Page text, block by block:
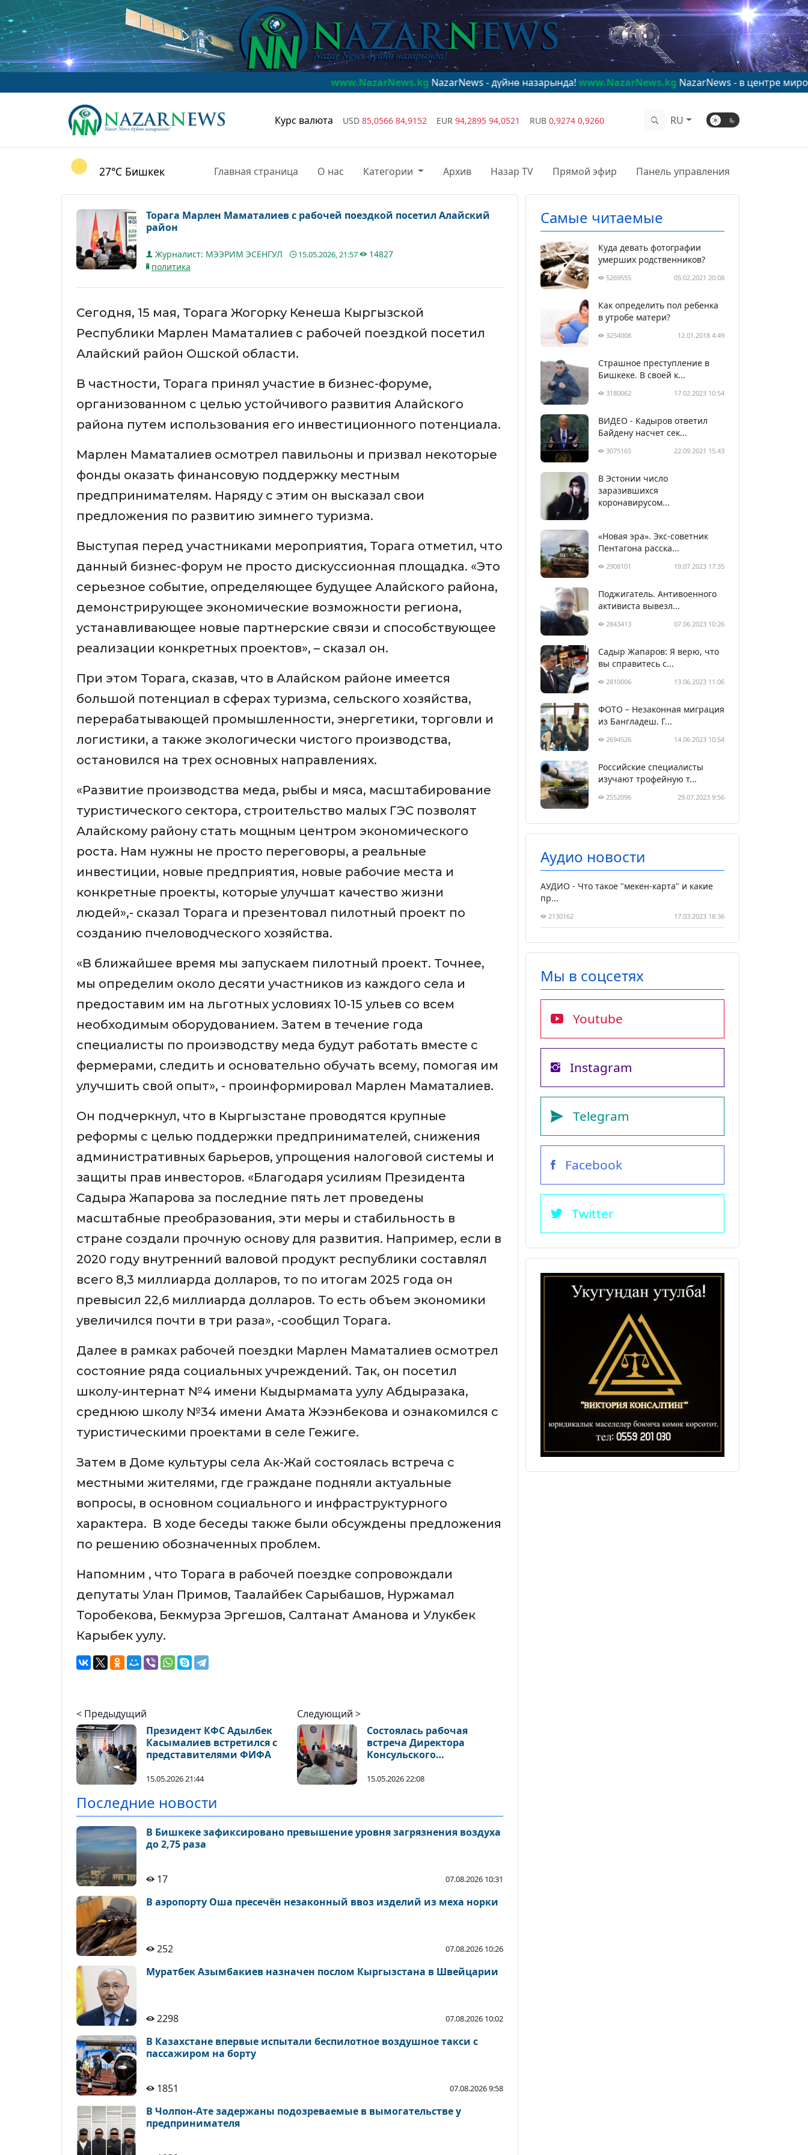
www.NazarNews.kgNazarNews - дүйнө назарында!www.NazarNews.kgNazarNews - в центре мирового
Курс валюта USD 85,0566 84,9152 EUR 94,2895 94,0521 RUB 0,9274 0,9260 RU
27°C Бишкек Главная страница О нас Категории Архив Назар TV Прямой эфир Панель управления
Торага Марлен Маматалиев с рабочей поездкой посетил Алайский
район
Журналист: МЭЭРИМ ЭСЕНГУЛ 15.05.2026, 21:57
14827
политика
Сегодня, 15 мая, Торага Жогорку Кенеша Кыргызской
Республики Марлен Маматалиев с рабочей поездкой посетил
Алайский район Ошской области.
В частности, Торага принял участие в бизнес-форуме,
организованном с целью устойчивого развития Алайского
района путем использования его инвестиционного потенциала.
Марлен Маматалиев осмотрел павильоны и призвал некоторые
фонды оказать финансовую поддержку местным
предпринимателям. Наряду с этим он высказал свои
предложения по развитию зимнего туризма.
Выступая перед участниками мероприятия, Торага отметил, что
данный бизнес-форум не просто дискуссионная площадка. «Это
серьезное событие, определяющее будущее Алайского района,
демонстрирующее экономические возможности региона,
устанавливающее новые партнерские связи и способствующее
реализации конкретных проектов», – сказал он.
При этом Торага, сказав, что в Алайском районе имеется
большой потенциал в сферах туризма, сельского хозяйства,
перерабатывающей промышленности, энергетики, торговли и
логистики, а также экологически чистого производства,
остановился на трех основных направлениях.
«Развитие производства меда, рыбы и мяса, масштабирование
туристического сектора, строительство малых ГЭС позволят
Алайскому району стать мощным центром экономического
роста. Нам нужны не просто переговоры, а реальные
инвестиции, новые предприятия, новые рабочие места и
конкретные проекты, которые улучшат качество жизни
людей»,- сказал Торага и презентовал пилотный проект по
созданию пчеловодческого хозяйства.
«В ближайшее время мы запускаем пилотный проект. Точнее,
мы определим около десяти участников из каждого села и
предоставим им на льготных условиях 10-15 ульев со всем
необходимым оборудованием. Затем в течение года
специалисты по производству меда будут работать вместе с
фермерами, следить и основательно обучать всему, помогая им
улучшить свой опыт», - проинформировал Марлен Маматалиев.
Он подчеркнул, что в Кыргызстане проводятся крупные
реформы с целью поддержки предпринимателей, снижения
административных барьеров, упрощения налоговой системы и
защиты прав инвесторов. «Благодаря усилиям Президента
Садыра Жапарова за последние пять лет проведены
масштабные преобразования, эти меры и стабильность в
стране создали прочную основу для развития. Например, если в
2020 году внутренний валовой продукт республики составлял
всего 8,3 миллиарда долларов, то по итогам 2025 года он
превысил 22,6 миллиарда долларов. То есть объем экономики
увеличился почти в три раза», -сообщил Торага.
Далее в рамках рабочей поездки Марлен Маматалиев осмотрел
состояние ряда социальных учреждений. Так, он посетил
школу-интернат №4 имени Кыдырмамата уулу Абдыразака,
среднюю школу №34 имени Амата Жээнбекова и ознакомился с
туристическими проектами в селе Гежиге.
Затем в Доме культуры села Ак-Жай состоялась встреча с
местными жителями, где граждане подняли актуальные
вопросы, в основном социального и инфраструктурного
характера. В ходе беседы также были обсуждены предложения
по решению обозначенных проблем.
Напомним , что Торага в рабочей поездке сопровождали
депутаты Улан Примов, Таалайбек Сарыбашов, Нуржамал
Торобекова, Бекмурза Эргешов, Салтанат Аманова и Улукбек
Карыбек уулу.
< Предыдущий
Президент КФС Адылбек
Касымалиев встретился с
представителями ФИФА
15.05.2026 21:44
Следующий >
Состоялась рабочая
встреча Директора
Консульского
Жумакадыр уулу с
15.05.2026 22:08
Последние новости
В Бишкеке зафиксировано превышение уровня загрязнения воздуха
до 2,75 раза
17 07.08.2026 10:31
В аэропорту Оша пресечён незаконный ввоз изделий из меха норки
252 07.08.2026 10:26
Муратбек Азымбакиев назначен послом Кыргызстана в Швейцарии
2298 07.08.2026 10:02
В Казахстане впервые испытали беспилотное воздушное такси с
пассажиром на борту
1851 07.08.2026 9:58
В Чолпон-Ате задержаны подозреваемые в вымогательстве у
предпринимателя
Самые читаемые
Куда девать фотографии
умерших родственников?
5269555 05.02.2021 20:08
Как определить пол ребенка
в утробе матери?
3254008 12.01.2018 4:49
Страшное преступление в
Бишкеке. В своей к...
3180062 17.02.2023 10:54
ВИДЕО - Кадыров ответил
Байдену насчет сек...
3075165 22.09.2021 15:43
В Эстонии число
заразившихся
коронавирусом...
«Новая эра». Экс-советник
Пентагона расска...
2908101 19.07.2023 17:35
Поджигатель. Антивоенного
активиста вывезл...
2843413 07.06.2023 10:26
Садыр Жапаров: Я верю, что
вы справитесь с...
2810006 13.06.2023 11:06
ФОТО – Незаконная миграция
из Бангладеш. Г...
2694526 14.06.2023 10:54
Российские специалисты
изучают трофейную т...
2552096 29.07.2023 9:56
Аудио новости
АУДИО - Что такое "мекен-карта" и какие
пр...
2130162 17.03.2023 18:36
Мы в соцсетях
Youtube
Instagram
Telegram
Facebook
Twitter